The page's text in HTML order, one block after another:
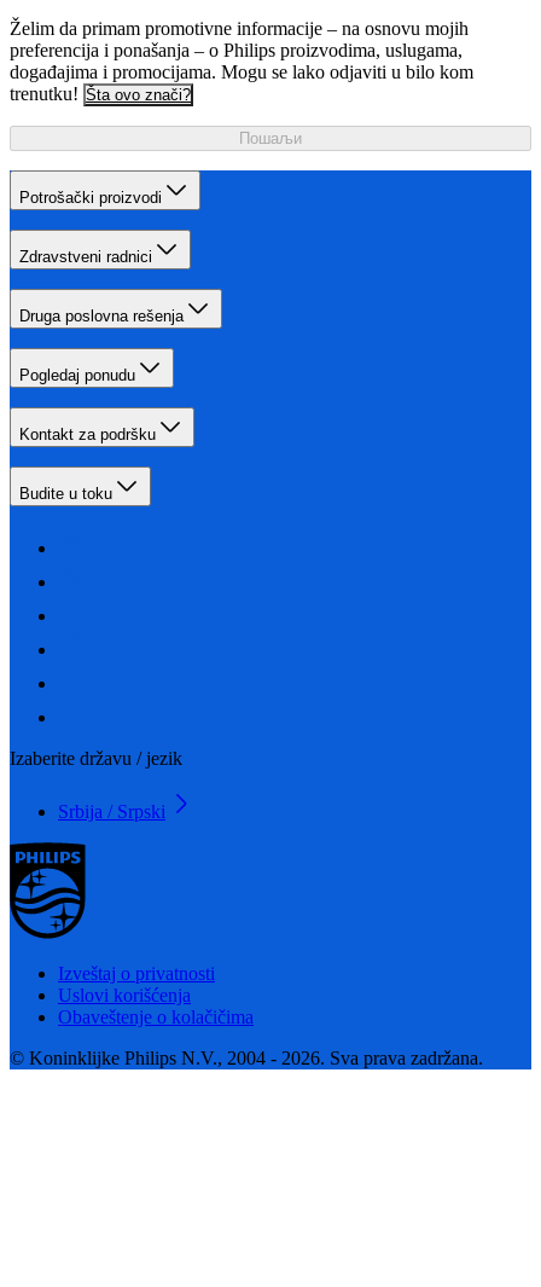
Želim da primam promotivne informacije – na osnovu mojih
preferencija i ponašanja – o Philips proizvodima, uslugama,
događajima i promocijama. Mogu se lako odjaviti u bilo kom
trenutku! Šta ovo znači?
Пошаљи
Potrošački proizvodi
Zdravstveni radnici
Druga poslovna rešenja
Pogledaj ponudu
Kontakt za podršku
Budite u toku
Izaberite državu / jezik
Srbija / Srpski
Izveštaj o privatnosti
Uslovi korišćenja
Obaveštenje o kolačičima
© Koninklijke Philips N.V., 2004 - 2026. Sva prava zadržana.